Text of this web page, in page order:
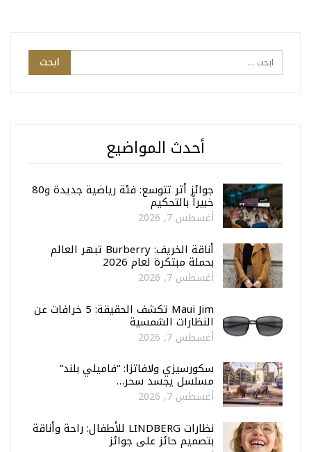
أحدث المواضيع
جوائز أثر تتوسع: فئة رياضية جديدة و80
خبيراً بالتحكيم
أغسطس 7, 2026
أناقة الخريف: Burberry تبهر العالم
بحملة مبتكرة لعام 2026
أغسطس 7, 2026
Maui Jim تكشف الحقيقة: 5 خرافات عن
النظارات الشمسية
أغسطس 7, 2026
سكورسيزي ولافاتزا: “فاميلي بلند”
مسلسل يجسد سحر…
أغسطس 7, 2026
نظارات LINDBERG للأطفال: راحة وأناقة
بتصميم حائز على جوائز